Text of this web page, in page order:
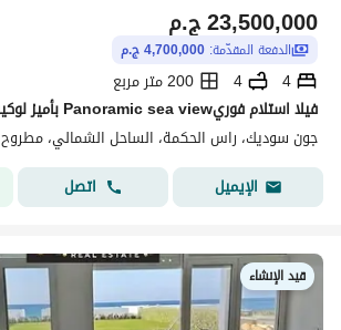
ج.م23,500,000
الدفعة المقدّمة: 4,700,000 ج.م
4
4
200 متر مربع
جون سوديك، راس الحكمة، الساحل الشمالي، مطروح
الإيميل
اتصل
قيد الإنشاء